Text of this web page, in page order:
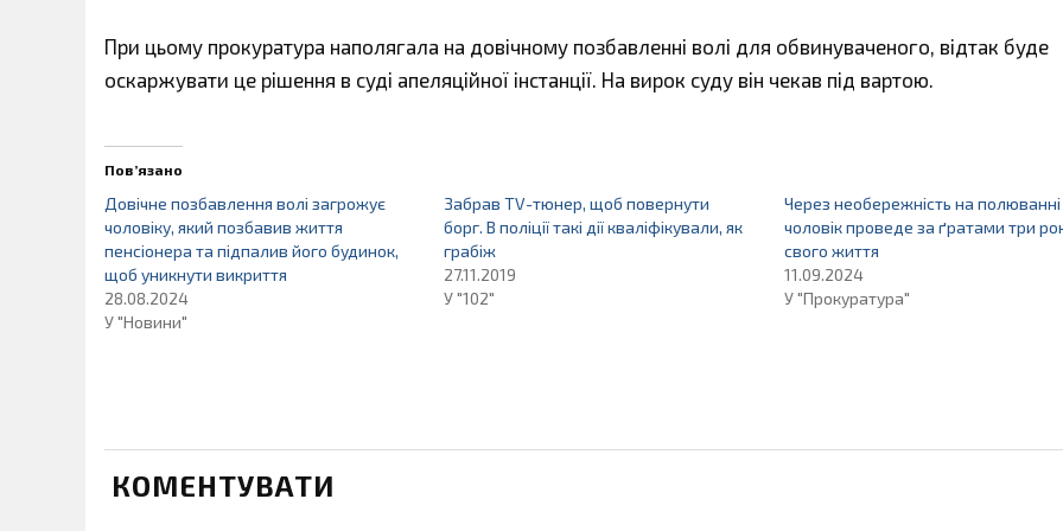
При цьому прокуратура наполягала на довічному позбавленні волі для обвинуваченого, відтак буде
оскаржувати це рішення в суді апеляційної інстанції. На вирок суду він чекав під вартою.
Пов’язано
Довічне позбавлення волі загрожує
чоловіку, який позбавив життя
пенсіонера та підпалив його будинок,
щоб уникнути викриття
28.08.2024
У "Новини"
Забрав TV-тюнер, щоб повернути
борг. В поліції такі дії кваліфікували, як
грабіж
27.11.2019
У "102"
Через необережність на полюванні
чоловік проведе за ґратами три
свого життя
11.09.2024
У "Прокуратура"
КОМЕНТУВАТИ